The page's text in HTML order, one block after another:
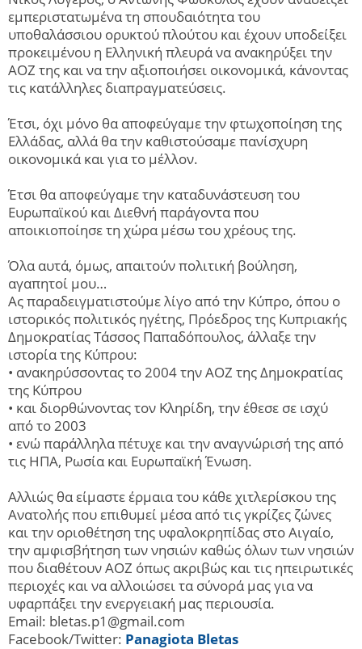
εμπεριστατωμένα τη σπουδαιότητα του
υποθαλάσσιου ορυκτού πλούτου και έχουν υποδείξει
προκειμένου η Ελληνική πλευρά να ανακηρύξει την
ΑΟΖ της και να την αξιοποιήσει οικονομικά, κάνοντας
τις κατάλληλες διαπραγματεύσεις.
Έτσι, όχι μόνο θα αποφεύγαμε την φτωχοποίηση της
Ελλάδας, αλλά θα την καθιστούσαμε πανίσχυρη
οικονομικά και για το μέλλον.
Έτσι θα αποφεύγαμε την καταδυνάστευση του
Ευρωπαϊκού και Διεθνή παράγοντα που
αποικιοποίησε τη χώρα μέσω του χρέους της.
Όλα αυτά, όμως, απαιτούν πολιτική βούληση,
αγαπητοί μου…
Ας παραδειγματιστούμε λίγο από την Κύπρο, όπου ο
ιστορικός πολιτικός ηγέτης, Πρόεδρος της Κυπριακής
Δημοκρατίας Τάσσος Παπαδόπουλος, άλλαξε την
ιστορία της Κύπρου:
• ανακηρύσσοντας το 2004 την ΑΟΖ της Δημοκρατίας
της Κύπρου
• και διορθώνοντας τον Κληρίδη, την έθεσε σε ισχύ
από το 2003
• ενώ παράλληλα πέτυχε και την αναγνώρισή της από
τις ΗΠΑ, Ρωσία και Ευρωπαϊκή Ένωση.
Αλλιώς θα είμαστε έρμαια του κάθε χιτλερίσκου της
Ανατολής που επιθυμεί μέσα από τις γκρίζες ζώνες
και την οριοθέτηση της υφαλοκρηπίδας στο Αιγαίο,
την αμφισβήτηση των νησιών καθώς όλων των νησιών
που διαθέτουν ΑΟΖ όπως ακριβώς και τις ηπειρωτικές
περιοχές και να αλλοιώσει τα σύνορά μας για να
υφαρπάξει την ενεργειακή μας περιουσία.
Email: bletas.p1@gmail.com
Facebook/Twitter: Panagiota Bletas